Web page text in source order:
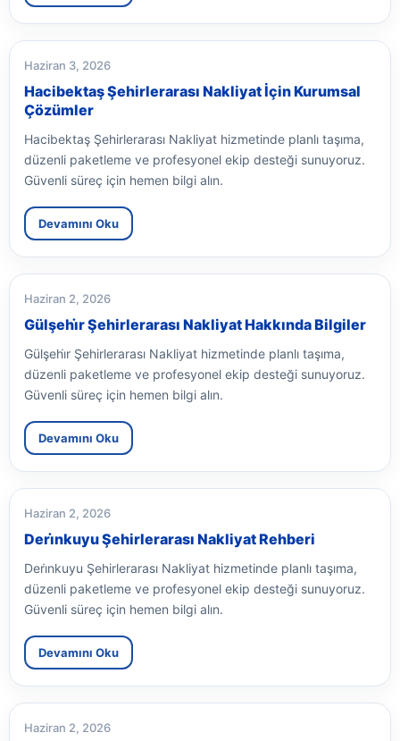
Haziran 3, 2026
Hacibektaş Şehirlerarası Nakliyat İçin Kurumsal
Çözümler
Hacibektaş Şehirlerarası Nakliyat hizmetinde planlı taşıma,
düzenli paketleme ve profesyonel ekip desteği sunuyoruz.
Güvenli süreç için hemen bilgi alın.
Devamını Oku
Haziran 2, 2026
Gülşehi̇r Şehirlerarası Nakliyat Hakkında Bilgiler
Gülşehi̇r Şehirlerarası Nakliyat hizmetinde planlı taşıma,
düzenli paketleme ve profesyonel ekip desteği sunuyoruz.
Güvenli süreç için hemen bilgi alın.
Devamını Oku
Haziran 2, 2026
Deri̇nkuyu Şehirlerarası Nakliyat Rehberi
Deri̇nkuyu Şehirlerarası Nakliyat hizmetinde planlı taşıma,
düzenli paketleme ve profesyonel ekip desteği sunuyoruz.
Güvenli süreç için hemen bilgi alın.
Devamını Oku
Haziran 2, 2026